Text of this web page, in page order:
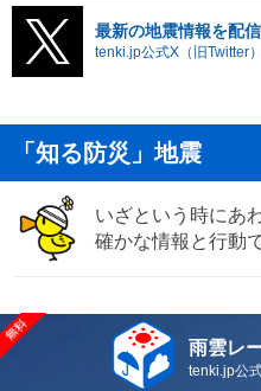
最新の地震情報を配信
tenki.jp公式X（旧Twitter
「知る防災」地震
いざという時にあ
確かな情報と行動
雨雲レ
tenki.jp公